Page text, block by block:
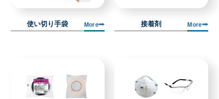
使い切り手袋 More 接着剤 More